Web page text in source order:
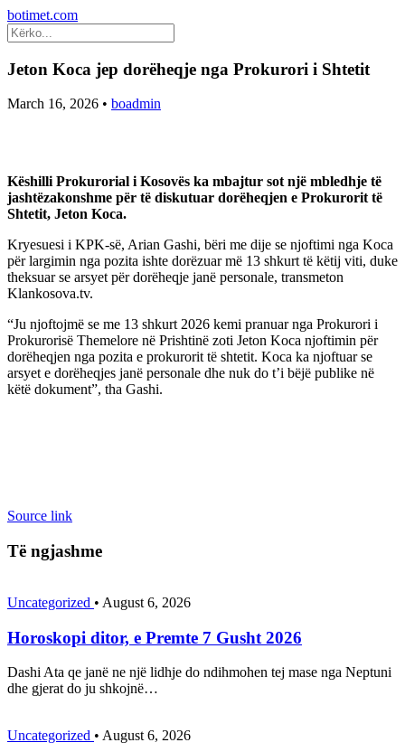
botimet.com
Jeton Koca jep dorëheqje nga Prokurori i Shtetit
March 16, 2026 • boadmin
Këshilli Prokurorial i Kosovës ka mbajtur sot një mbledhje të
jashtëzakonshme për të diskutuar dorëheqjen e Prokurorit të
Shtetit, Jeton Koca.
Kryesuesi i KPK-së, Arian Gashi, bëri me dije se njoftimi nga Koca
për largimin nga pozita ishte dorëzuar më 13 shkurt të këtij viti, duke
theksuar se arsyet për dorëheqje janë personale, transmeton
Klankosova.tv.
“Ju njoftojmë se me 13 shkurt 2026 kemi pranuar nga Prokurori i
Prokurorisë Themelore në Prishtinë zoti Jeton Koca njoftimin për
dorëheqjen nga pozita e prokurorit të shtetit. Koca ka njoftuar se
arsyet e dorëheqjes janë personale dhe nuk do t’i bëjë publike në
këtë dokument”, tha Gashi.
Source link
Të ngjashme
Uncategorized • August 6, 2026
Horoskopi ditor, e Premte 7 Gusht 2026
Dashi Ata qe janë ne një lidhje do ndihmohen tej mase nga Neptuni
dhe gjerat do ju shkojnë…
Uncategorized • August 6, 2026